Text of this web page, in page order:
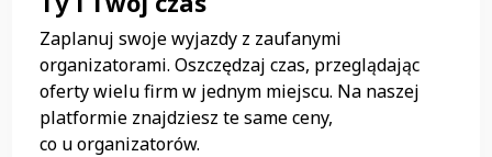
Zaplanuj swoje wyjazdy z zaufanymi
organizatorami. Oszczędzaj czas, przeglądając
oferty wielu firm w jednym miejscu. Na naszej
platformie znajdziesz te same ceny,
co u organizatorów.